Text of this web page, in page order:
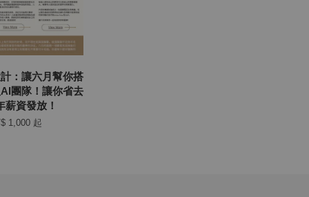
：讓六月幫你搭
團隊！讓你省去
薪資發放！
1,000 起